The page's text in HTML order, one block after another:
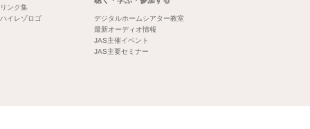
リンク集
ハイレゾロゴ
デジタルホームシアター教室
最新オーディオ情報
JAS主催イベント
JAS主要セミナー